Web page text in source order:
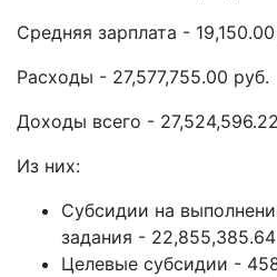
Средняя зарплата -
Расходы - 27,577,755.00 руб.
Доходы всего -
Из них:
Субсидии на
задания - 22,855,385.64
Целевые субсидии -